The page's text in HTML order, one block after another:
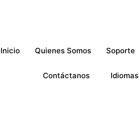
Inicio Quienes Somos Soporte
Contáctanos Idiomas